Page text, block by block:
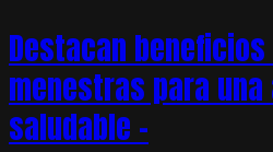
Destacan
menestras para
saludable –